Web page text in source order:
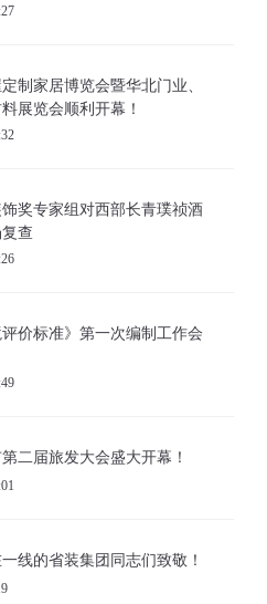
制家居博览会暨华北门业、
展览会顺利开幕！
奖专家组对西部长青璞祯酒
查
评价标准》第一次编制工作会
二届旅发大会盛大开幕！
线的省装集团同志们致敬！